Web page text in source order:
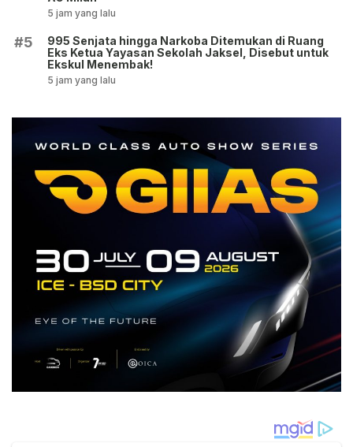
5 jam yang lalu
#5
995 Senjata hingga Narkoba Ditemukan di Ruang
Eks Ketua Yayasan Sekolah Jaksel, Disebut untuk
Ekskul Menembak!
5 jam yang lalu